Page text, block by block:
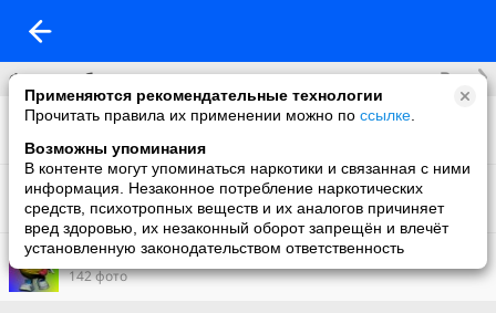
Применяются рекомендательные технологии
Прочитать правила их применении можно по ссылке
Возможны упоминания
В контенте могут упоминаться наркотики и связанная с ними
информация. Незаконное потребление наркотических
средств, психотропных веществ и их аналогов причиняет
вред здоровью, их незаконный оборот запрещён и влечёт
установленную законодательством ответственность
Фотоальбомы Все
Фото со мной
Фон на обложку
4 фото
Что нового
142 фото